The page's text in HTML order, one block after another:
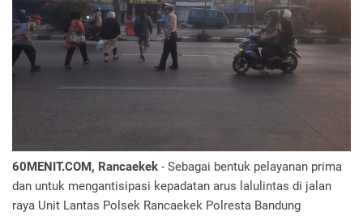
60MENIT.COM, Rancaekek - Sebagai bentuk pelayanan prima
dan untuk mengantisipasi kepadatan arus lalulintas di jalan
raya Unit Lantas Polsek Rancaekek Polresta Bandung